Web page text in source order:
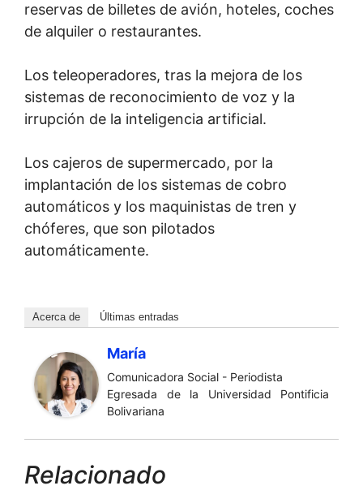
reservas de billetes de avión, hoteles, coches
de alquiler o restaurantes.
Los teleoperadores, tras la mejora de los
sistemas de reconocimiento de voz y la
irrupción de la inteligencia artificial.
Los cajeros de supermercado, por la
implantación de los sistemas de cobro
automáticos y los maquinistas de tren y
chóferes, que son pilotados
automáticamente.
Acerca de Últimas entradas
María
Comunicadora Social - Periodista
Egresada de la Universidad Pontificia
Bolivariana
Relacionado